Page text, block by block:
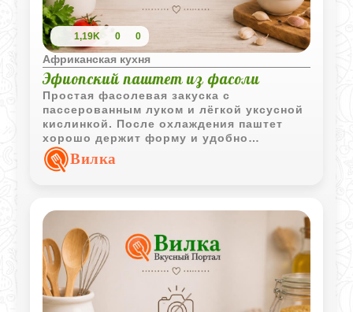
1,19K 0 0
Африканская кухня
Эфиопский паштет из фасоли
Простая фасолевая закуска с
пассерованным луком и лёгкой уксусной
кислинкой. После охлаждения паштет
хорошо держит форму и удобно
нарезается порционными кусочками.
Вилка